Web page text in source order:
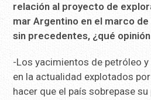
relación al proyecto de
mar Argentino en el marco
sin precedentes, ¿qué
-Los yacimientos de petróleo
en la actualidad explotados
hacer que el país sobrepase